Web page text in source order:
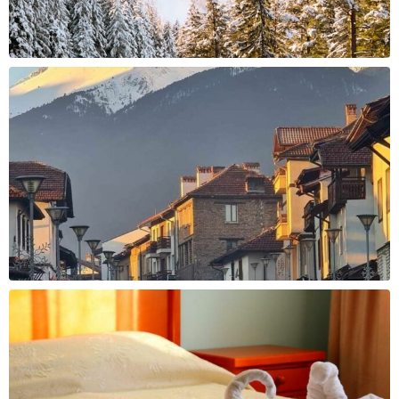
Cashback
2000 ден
Cashback
2200 ден
За уплата
36.000 - 39.000 ден
Cashback
Cashback
2600 ден
За уплата
42.000 - 45.000 ден
Cashback
2800 ден
За уплата
45.000 - 65.000 ден
Cashback
3300 ден
За уплата
65.000 - 85.000 ден
Cashback
3700 ден
Cashback
4100 ден